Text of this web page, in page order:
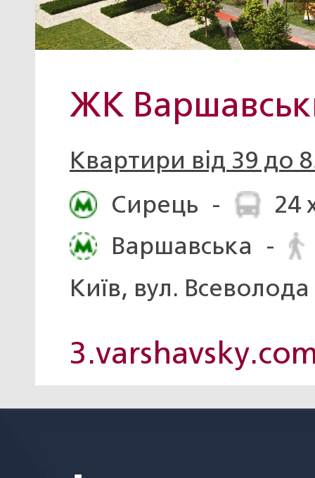
ЖК
Квартири від 39 до
Сирець -
24
Варшавська
-
Київ, вул.